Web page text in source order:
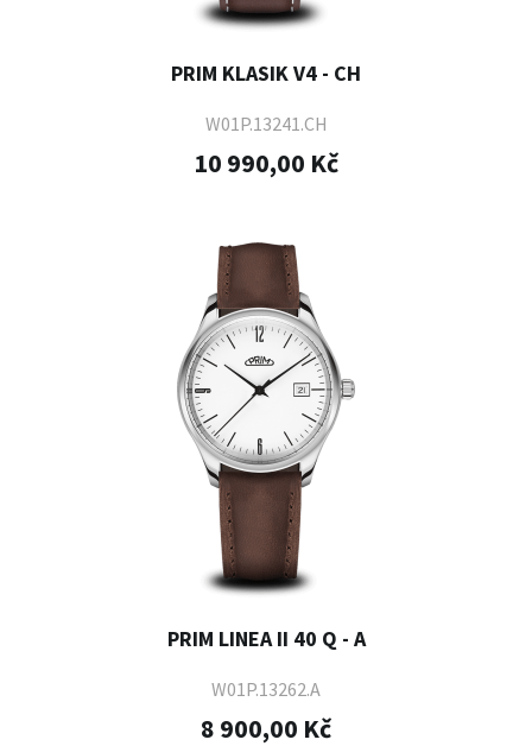
PRIM KLASIK V4 - CH
W01P.13241.CH
10 990,00 Kč
PRIM LINEA II 40 Q - A
W01P.13262.A
8 900,00 Kč